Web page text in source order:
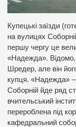
Купецькі заїзди
на вулицях
першу чергу це
«Надежда».
Шредер, але він
купця. «Надежда» –
Соборній йде ряд
вчительський
перероблена під
кафедральний